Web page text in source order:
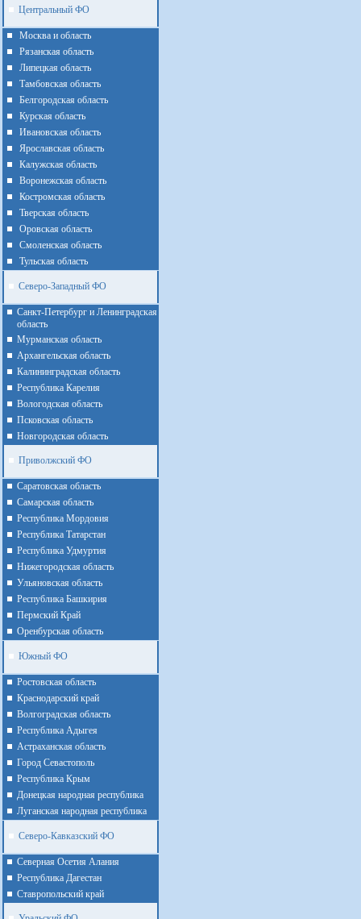
Центральный ФО
Москва и область
Рязанская область
Липецкая область
Тамбовская область
Белгородская область
Курская область
Ивановская область
Ярославская область
Калужская область
Воронежская область
Костромская область
Тверская область
Оровская область
Смоленская область
Тульская область
Северо-Западный ФО
Санкт-Петербург и Ленинградская
область
Мурманская область
Архангельская область
Калининградская область
Республика Карелия
Вологодская область
Псковская область
Новгородская область
Приволжский ФО
Cаратовская область
Cамарская область
Республика Мордовия
Республика Татарстан
Республика Удмуртия
Нижегородская область
Ульяновская область
Республика Башкирия
Пермский Край
Оренбурская область
Южный ФО
Ростовская область
Краснодарский край
Волгоградская область
Республика Адыгея
Астраханская область
Город Севастополь
Республика Крым
Донецкая народная республика
Луганская народная республика
Северо-Кавказский ФО
Северная Осетия Алания
Республика Дагестан
Ставропольский край